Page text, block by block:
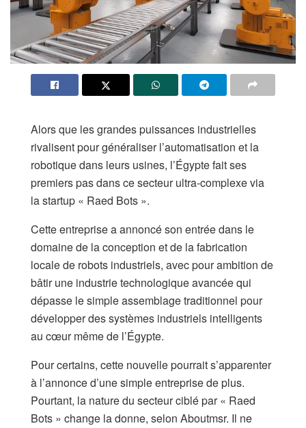
Alors que les grandes puissances industrielles
rivalisent pour généraliser l’automatisation et la
robotique dans leurs usines, l’Égypte fait ses
premiers pas dans ce secteur ultra-complexe via
la startup « Raed Bots ».
Cette entreprise a annoncé son entrée dans le
domaine de la conception et de la fabrication
locale de robots industriels, avec pour ambition de
bâtir une industrie technologique avancée qui
dépasse le simple assemblage traditionnel pour
développer des systèmes industriels intelligents
au cœur même de l’Égypte.​
Pour certains, cette nouvelle pourrait s’apparenter
à l’annonce d’une simple entreprise de plus.
Pourtant, la nature du secteur ciblé par « Raed
Bots » change la donne, selon Aboutmsr. Il ne